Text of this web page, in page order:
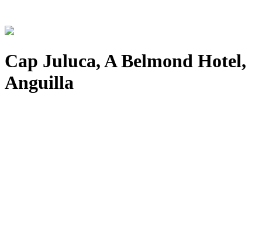
Cap Juluca, A Belmond Hotel,
Anguilla